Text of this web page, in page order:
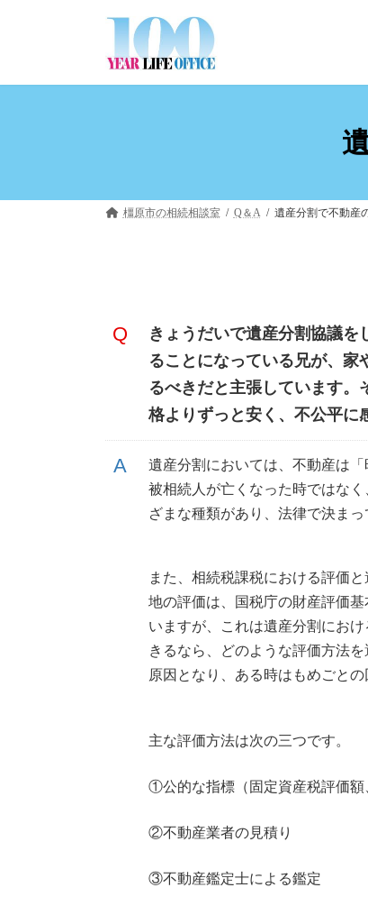
ツ
シ
橿原市の相続相談室 Q＆A 遺産分割で不動産
きょうだいで遺産分割協議
ることになっている兄が、
るべきだと主張しています
格よりずっと安く、不公平に
遺産分割においては、不動産は
被相続人が亡くなった時ではな
ざまな種類があり、法律で決まっ
また、相続税課税における評価
地の評価は、国税庁の財産評価
いますが、これは遺産分割にお
きるなら、どのような評価方法
原因となり、ある時はもめごとの
主な評価方法は次の三つです。
①公的な指標（固定資産税評価額
②不動産業者の見積り
③不動産鑑定士による鑑定